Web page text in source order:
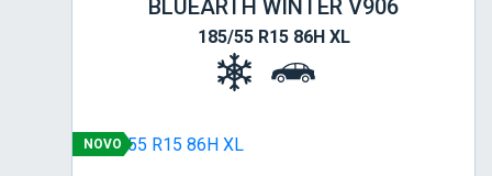
BLUEARTH WINTER V906
185/55 R15 86H XL
NOVO